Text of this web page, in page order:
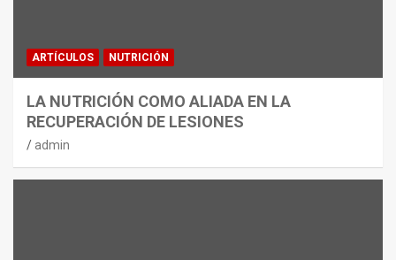
ARTÍCULOS NUTRICIÓN
LA NUTRICIÓN COMO ALIADA EN LA
RECUPERACIÓN DE LESIONES
admin